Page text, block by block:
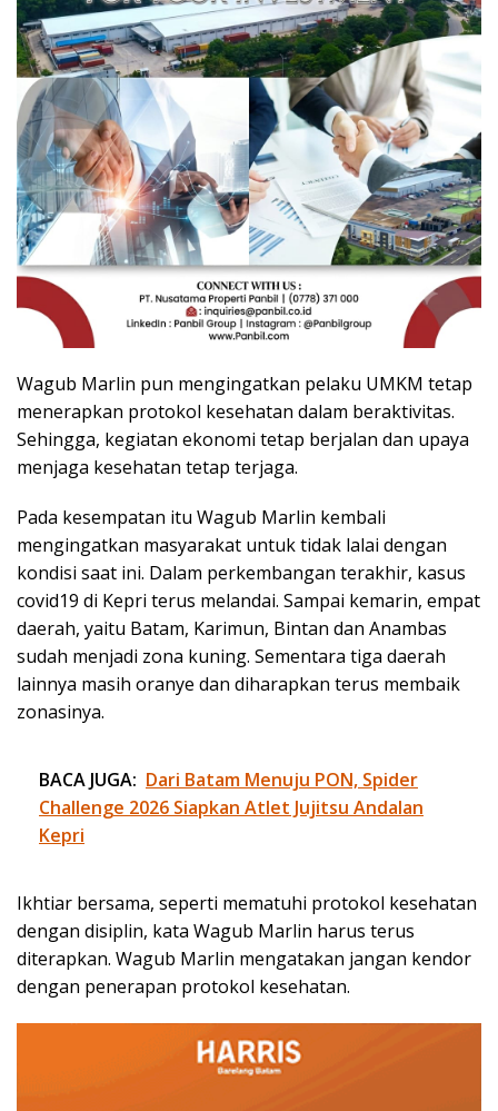
Wagub Marlin pun mengingatkan pelaku UMKM tetap
menerapkan protokol kesehatan dalam beraktivitas.
Sehingga, kegiatan ekonomi tetap berjalan dan upaya
menjaga kesehatan tetap terjaga.
Pada kesempatan itu Wagub Marlin kembali
mengingatkan masyarakat untuk tidak lalai dengan
kondisi saat ini. Dalam perkembangan terakhir, kasus
covid19 di Kepri terus melandai. Sampai kemarin, empat
daerah, yaitu Batam, Karimun, Bintan dan Anambas
sudah menjadi zona kuning. Sementara tiga daerah
lainnya masih oranye dan diharapkan terus membaik
zonasinya.
BACA JUGA: Dari Batam Menuju PON, Spider
Challenge 2026 Siapkan Atlet Jujitsu Andalan
Kepri
Ikhtiar bersama, seperti mematuhi protokol kesehatan
dengan disiplin, kata Wagub Marlin harus terus
diterapkan. Wagub Marlin mengatakan jangan kendor
dengan penerapan protokol kesehatan.